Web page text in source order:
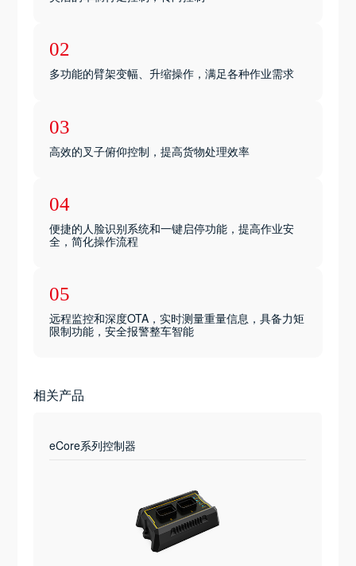
02
多功能的臂架变幅、升缩操作，满足各种作业需求
03
高效的叉子俯仰控制，提高货物处理效率
04
便捷的人脸识别系统和一键启停功能，提高作业安
全，简化操作流程
05
远程监控和深度OTA，实时测量重量信息，具备力矩
限制功能，安全报警整车智能
相关产品
eCore系列控制器